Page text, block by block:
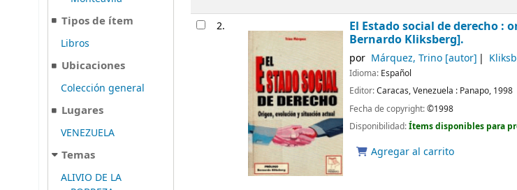
Tipos de ítem
Libros
Ubicaciones
Colección general
Lugares
VENEZUELA
Temas
ALIVIO DE LA
2. El Estado social de derecho
Bernardo Kliksberg].
por Márquez, Trino[autor]
Idioma: Español
Editor:Caracas, Venezuela : Panapo, 1998
Fecha de copyright:©1998
Disponibilidad:Ítems disponibles para
Agregar al carrito